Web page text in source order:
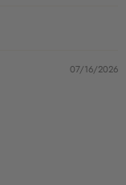
07/16/2026